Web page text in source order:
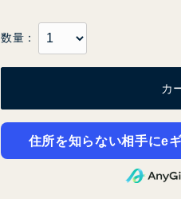
カ
住所を知らない相手にe